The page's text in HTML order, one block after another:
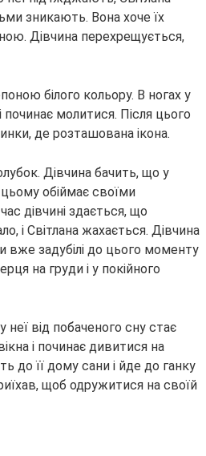
зникають. Вона хоче їх
Дівчина перехрещується,
білого кольору. В ногах у
починає молитися. Після цього
де розташована ікона.
Дівчина бачить, що у
цьому обіймає своїми
дівчині здається, що
і Світлана жахається. Дівчина
вже задубілі до цього моменту
на груди і у покійного
неї від побаченого сну стає
і починає дивитися на
до її дому сани і йде до ганку
щоб одружитися на своїй